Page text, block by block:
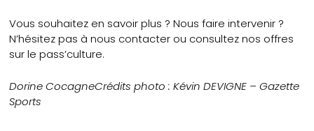
Vous souhaitez en savoir plus ? Nous faire intervenir ?
N’hésitez pas à nous contacter ou consultez nos offres
sur le pass’culture.
Dorine CocagneCrédits photo : Kévin DEVIGNE – Gazette
Sports